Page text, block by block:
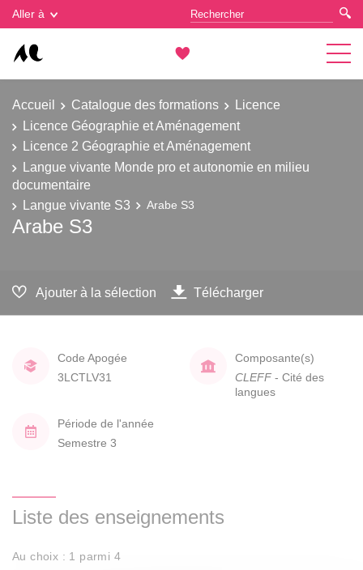
Aller à
Accueil Catalogue des formations
Licence
Licence Géographie et Aménagement
Licence 2 Géographie et Aménagement
Langue vivante Monde pro et autonomie en milieu
documentaire
Langue vivante S3
Arabe S3
Arabe S3
Ajouter à la sélection Télécharger
Code Apogée
3LCTLV31
Composante(s)
CLEFF - Cité des
langues
Période de l'année
Semestre 3
Liste des enseignements
Au choix : 1 parmi 4
Gestion des cookies